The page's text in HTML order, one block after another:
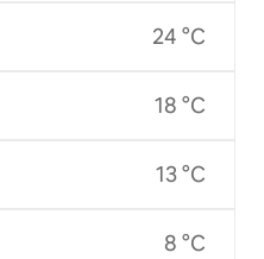
24 °C
18 °C
13 °C
8 °C